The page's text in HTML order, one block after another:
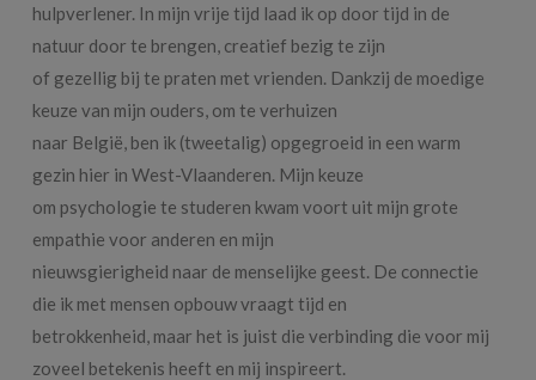
hulpverlener. In mijn vrije tijd laad ik op door tijd in de
natuur door te brengen, creatief bezig te zijn
of gezellig bij te praten met vrienden. Dankzij de moedige
keuze van mijn ouders, om te verhuizen
naar België, ben ik (tweetalig) opgegroeid in een warm
gezin hier in West-Vlaanderen. Mijn keuze
om psychologie te studeren kwam voort uit mijn grote
empathie voor anderen en mijn
nieuwsgierigheid naar de menselijke geest. De connectie
die ik met mensen opbouw vraagt tijd en
betrokkenheid, maar het is juist die verbinding die voor mij
zoveel betekenis heeft en mij inspireert.